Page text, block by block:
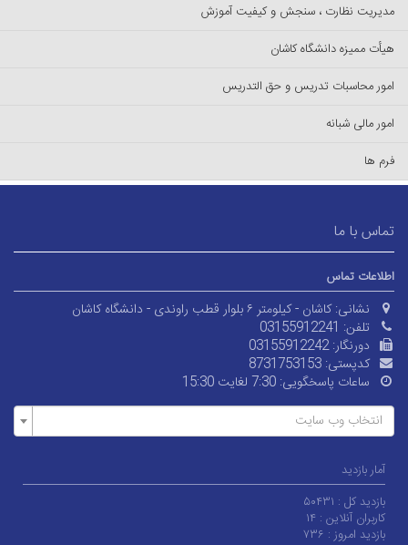
مدیریت نظارت ، سنجش و کیفیت آموزش
هیأت ممیزه دانشگاه کاشان
امور محاسبات تدریس و حق التدریس
امور مالی شبانه
فرم ها
تماس با ما
اطلاعات تماس
نشانی: کاشان - کیلومتر ۶ بلوار قطب راوندی - دانشگاه کاشان
تلفن: 03155912241
دورنگار:03155912242
کدپستی: 8731753153
ساعات پاسخگویی: 7:30 لغایت 15:30
انتخاب وب سایت
آمار بازدید
بازدید کل : ۵۰۴۳۱
کاربران آنلاین : ۱۴
بازدید امروز : ۷۳۶